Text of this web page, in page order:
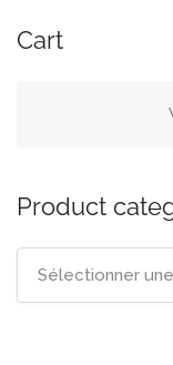
Cart
Product
Sélectionner